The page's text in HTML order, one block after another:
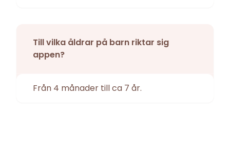
Till vilka åldrar på barn riktar sig
appen?
Från 4 månader till ca 7 år.